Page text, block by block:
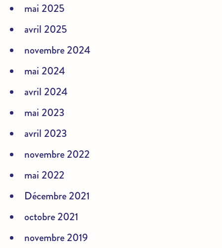
mai 2025
avril 2025
novembre 2024
mai 2024
avril 2024
mai 2023
avril 2023
novembre 2022
mai 2022
Décembre 2021
octobre 2021
novembre 2019